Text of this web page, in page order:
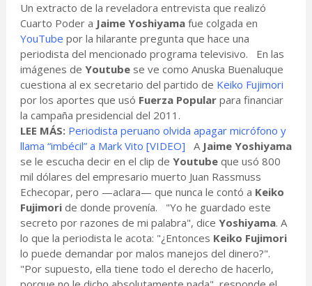
Un extracto de la reveladora entrevista que realizó
Cuarto Poder a Jaime Yoshiyamafue colgada en
YouTube por la hilarante pregunta que hace una
periodista del mencionado programa televisivo. En las
imágenes de Youtubese ve como Anuska Buenaluque
cuestiona al ex secretario del partido de Keiko Fujimori
por los aportes que usó Fuerza Popularpara financiar
la campaña presidencial del 2011.
LEE MÁS: Periodista peruano olvida apagar micrófono y
llama “imbécil” a Mark Vito [VIDEO] A Jaime Yoshiyama
se le escucha decir en el clip de Youtube que usó 800
mil dólares del empresario muerto Juan Rassmuss
Echecopar, pero —aclara— que nunca le contó a Keiko
Fujimoride donde provenía. "Yo he guardado este
secreto por razones de mi palabra", dice Yoshiyama. A
lo que la periodista le acota: "¿Entonces Keiko Fujimori
lo puede demandar por malos manejos del dinero?".
"Por supuesto, ella tiene todo el derecho de hacerlo,